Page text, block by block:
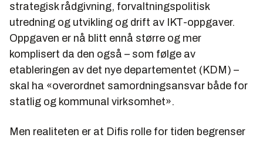
strategisk rådgivning, forvaltningspolitisk
utredning og utvikling og drift av IKT-oppgaver.
Oppgaven er nå blitt ennå større og mer
komplisert da den også – som følge av
etableringen av det nye departementet (KDM) –
skal ha «overordnet samordningsansvar både for
statlig og kommunal virksomhet».
Men realiteten er at Difis rolle for tiden begrenser